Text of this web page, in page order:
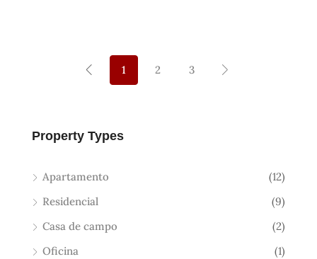
1 2 3
Property Types
Apartamento
(12)
Residencial
(9)
Casa de campo
(2)
Oficina
(1)